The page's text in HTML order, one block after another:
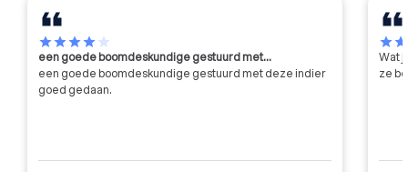
onderneming. NOAB-leden
hebben klantgerichtheid hoog in
het vaandel hebben staan.
en
vastgesteld door
organisatie.
maken met een
starstarstarstarstar
een goede boomdeskundige gestuurd met…
een goede boomdeskundige gestuurd met deze indier
goed gedaan.
starstar
Wat
ze